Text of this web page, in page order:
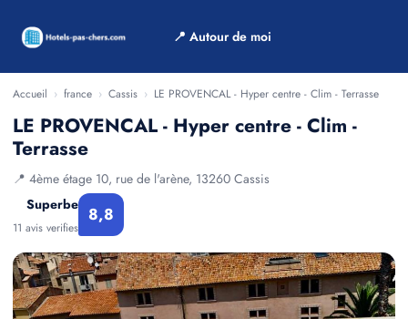
📍 Autour de moi
Accueil › france › Cassis › LE PROVENCAL - Hyper centre - Clim - Terrasse
LE PROVENCAL - Hyper centre - Clim -
Terrasse
📍 4ème étage 10, rue de l'arène, 13260 Cassis
Superbe
11 avis verifies
8,8